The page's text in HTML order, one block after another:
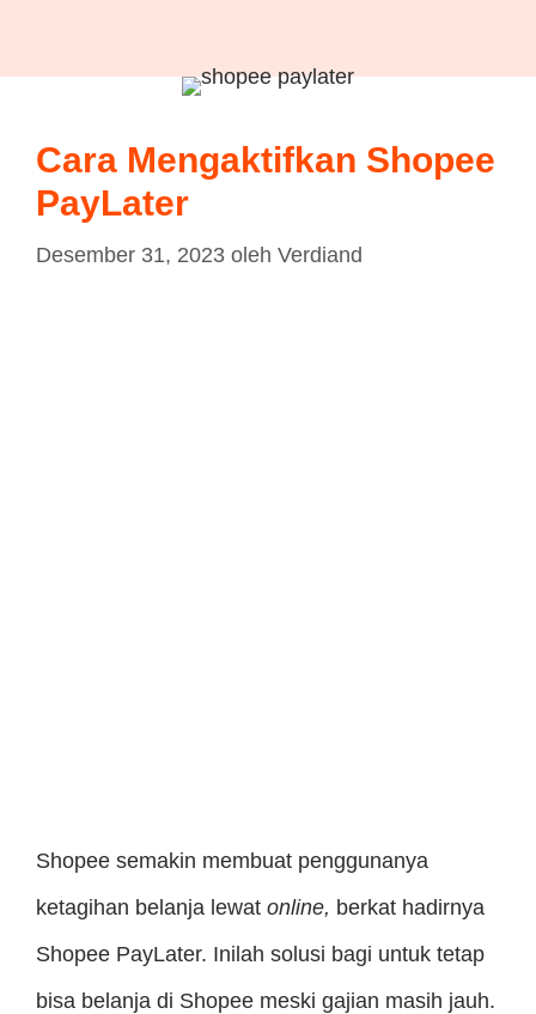
Cara Mengaktifkan Shopee
PayLater
Desember 31, 2023 oleh Verdiand
Shopee semakin membuat penggunanya
ketagihan belanja lewat online, berkat hadirnya
Shopee PayLater. Inilah solusi bagi untuk tetap
bisa belanja di Shopee meski gajian masih jauh.